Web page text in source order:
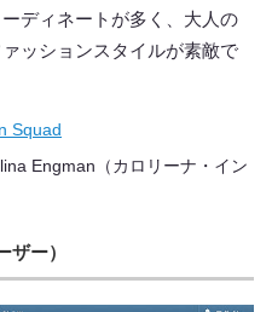
ディネートが多く、大人の
ッションスタイルが素敵で
Squad
Engman（カロリーナ・イン
ー）